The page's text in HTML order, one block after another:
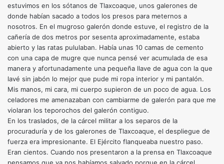
estuvimos en los sótanos de Tlaxcoaque, unos galerones de
donde habían sacado a todos los presos para meternos a
nosotros. En el mugroso galerón donde estuve, el registro de la
cañería de dos metros por sesenta aproximadamente, estaba
abierto y las ratas pululaban. Había unas 10 camas de cemento
con una capa de mugre que nunca pensé ver acumulada de esa
manera y afortunadamente una pequeña llave de agua con la que
lavé sin jabón lo mejor que pude mi ropa interior y mi pantalón.
Mis manos, mi cara, mi cuerpo supieron de un poco de agua. Los
celadores me amenazaban con cambiarme de galerón para que me
violaran los teporochos del galerón contiguo.
En los traslados, de la cárcel militar a los separos de la
procuraduría y de los galerones de Tlaxcoaque, el despliegue de
fuerza era impresionante. El Ejército flanqueaba nuestro paso.
Eran cientos. Cuando nos presentaron a la prensa en Tlaxcoaque